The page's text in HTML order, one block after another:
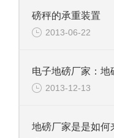
磅秤的承重装置
2013-06-22
2013-12-13
地磅厂家是是如何